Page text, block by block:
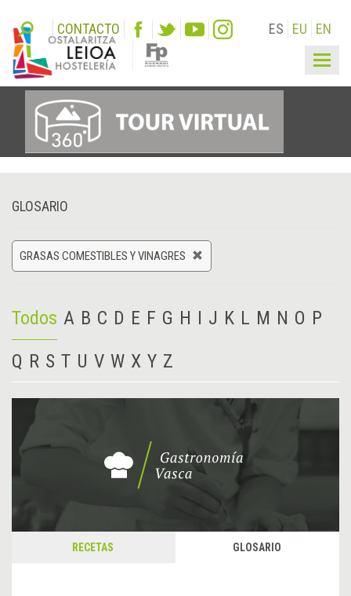
CONTACTO ES EU EN
GLOSARIO
GRASAS COMESTIBLES Y VINAGRES
Todos A B C D E F G H I J K L M N O P
Q R S T U V W X Y Z
RECETAS GLOSARIO